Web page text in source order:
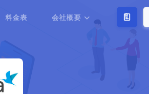
料金表 会社概要